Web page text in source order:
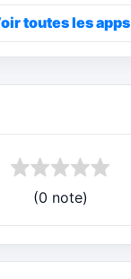
toutes les apps
(0 note)